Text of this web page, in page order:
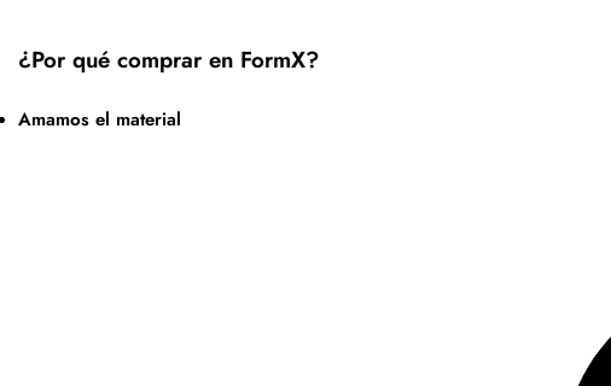
¿Por qué comprar en FormX?
Amamos el material